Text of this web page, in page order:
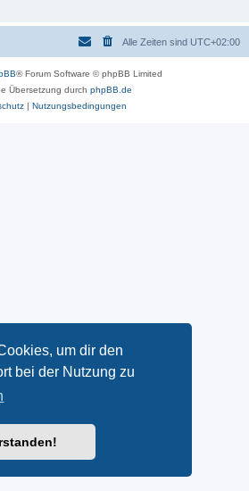
um dir den
bei der Nutzung zu
Alle Zeiten sind UTC+02:00
® Forum Software © phpBB Limited
Übersetzung durch phpBB.de
| Nutzungsbedingungen